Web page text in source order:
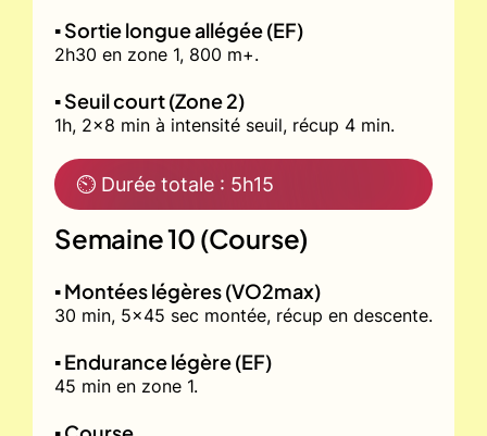
▪️ Sortie longue allégée (EF)
2h30 en zone 1, 800 m+.
▪️ Seuil court (Zone 2)
1h, 2x8 min à intensité seuil, récup 4 min.
⏲ Durée totale : 5h15
Semaine 10 (Course)
▪️ Montées légères (VO2max)
30 min, 5x45 sec montée, récup en descente.
▪️ Endurance légère (EF)
45 min en zone 1.